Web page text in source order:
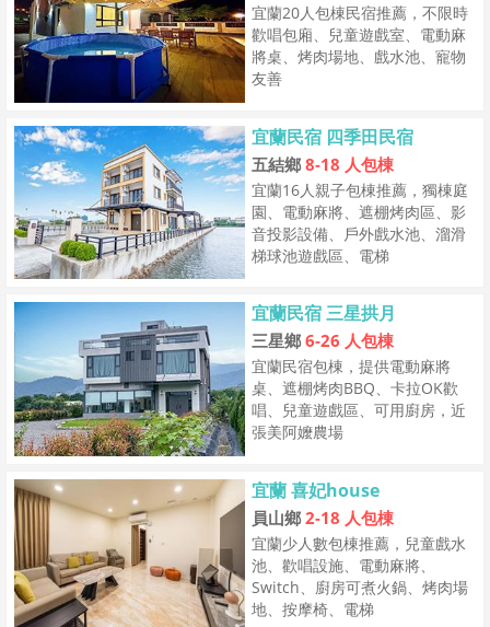
宜蘭20人包棟民宿推薦，不限時
歡唱包廂、兒童遊戲室、電動麻
將桌、烤肉場地、戲水池、寵物
友善
宜蘭民宿 四季田民宿
五結鄉 8-18 人包棟
宜蘭16人親子包棟推薦，獨棟庭
園、電動麻將、遮棚烤肉區、影
音投影設備、戶外戲水池、溜滑
梯球池遊戲區、電梯
宜蘭民宿 三星拱月
三星鄉 6-26 人包棟
宜蘭民宿包棟，提供電動麻將
桌、遮棚烤肉BBQ、卡拉OK歡
唱、兒童遊戲區、可用廚房，近
張美阿嬤農場
宜蘭 喜妃house
員山鄉 2-18 人包棟
宜蘭少人數包棟推薦，兒童戲水
池、歡唱設施、電動麻將、
Switch、廚房可煮火鍋、烤肉場
地、按摩椅、電梯